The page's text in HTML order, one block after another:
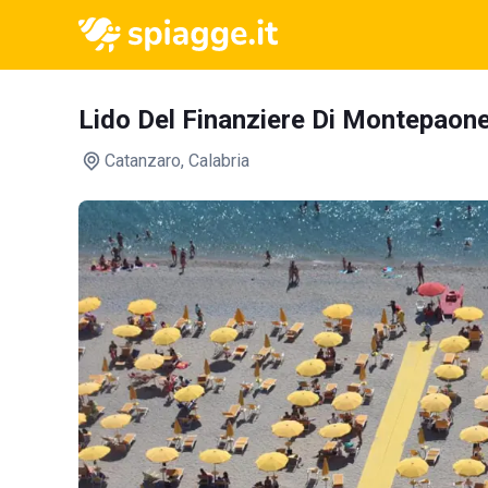
Lido Del Finanziere Di
Catanzaro, Calabria